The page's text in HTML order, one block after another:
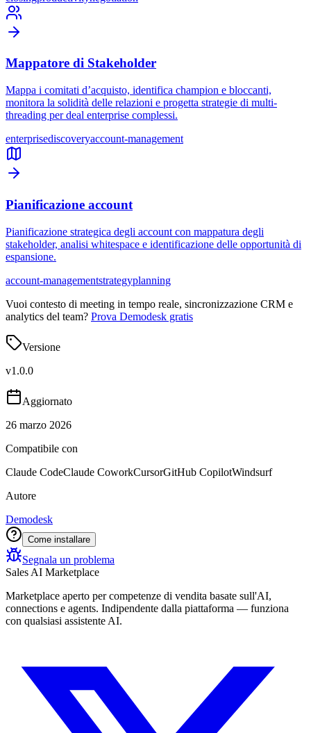
Mappatore di Stakeholder
Mappa i comitati d’acquisto, identifica champion e bloccanti,
monitora la solidità delle relazioni e progetta strategie di multi-
threading per deal enterprise complessi.
enterprisediscoveryaccount-management
Pianificazione account
Pianificazione strategica degli account con mappatura degli
stakeholder, analisi whitespace e identificazione delle opportunità di
espansione.
account-managementstrategyplanning
Vuoi contesto di meeting in tempo reale, sincronizzazione CRM e
analytics del team? Prova Demodesk gratis
Versione
v1.0.0
Aggiornato
26 marzo 2026
Compatibile con
Claude CodeClaude CoworkCursorGitHub CopilotWindsurf
Autore
Demodesk
Come installare
Segnala un problema
Sales AI Marketplace
Marketplace aperto per competenze di vendita basate sull'AI,
connections e agents. Indipendente dalla piattaforma — funziona
con qualsiasi assistente AI.